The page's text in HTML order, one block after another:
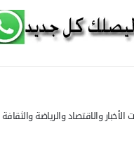
والاقتصاد والرياضة